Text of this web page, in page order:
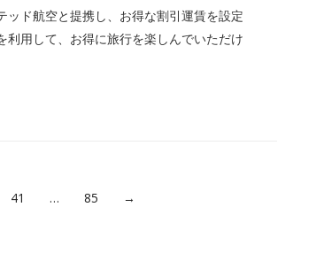
ド航空と提携し、お得な割引運賃を設定
利用して、お得に旅行を楽しんでいただけ
41 … 85 →